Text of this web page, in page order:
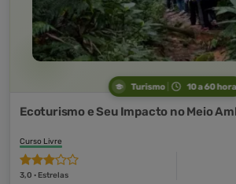
Turismo 10 a 60
Ecoturismo e Seu Impacto no Meio
Curso Livre
3,0 · Estrelas